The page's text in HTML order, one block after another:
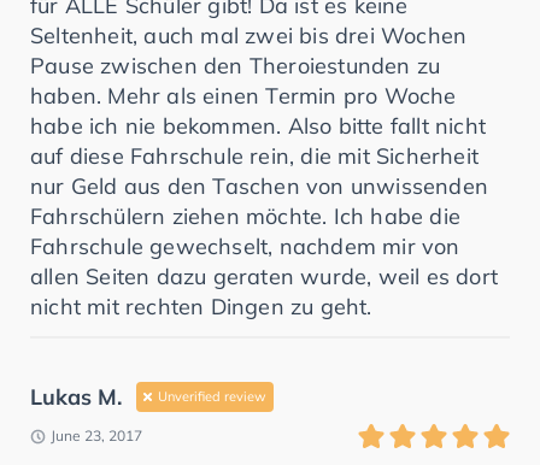
für ALLE Schüler gibt! Da ist es keine
Seltenheit, auch mal zwei bis drei Wochen
Pause zwischen den Theroiestunden zu
haben. Mehr als einen Termin pro Woche
habe ich nie bekommen. Also bitte fallt nicht
auf diese Fahrschule rein, die mit Sicherheit
nur Geld aus den Taschen von unwissenden
Fahrschülern ziehen möchte. Ich habe die
Fahrschule gewechselt, nachdem mir von
allen Seiten dazu geraten wurde, weil es dort
nicht mit rechten Dingen zu geht.
Lukas M. Unverified review
June 23, 2017